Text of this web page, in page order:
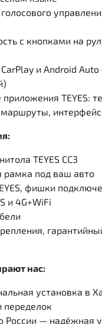
с кнопками на
и Android Auto
TEYES:
маршруты, интерфейс
TEYES CC3
рамка под ваш авто
фишки
и 4G+WiFi
нас:
установка в
переделок
России — надёжная